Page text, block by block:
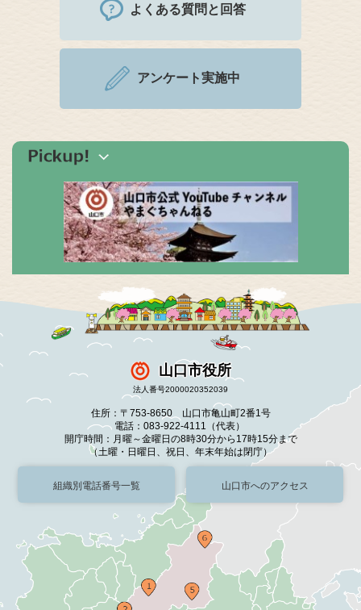
よくある質問と回答
アンケート実施中
山口市役所
法人番号2000020352039
住所：〒753-8650 山口市亀山町2番1号
電話：083-922-4111（代表）
開庁時間：月曜～金曜日の8時30分から17時15分まで
（土曜・日曜日、祝日、年末年始は閉庁）
組織別電話番号一覧 山口市へのアクセス